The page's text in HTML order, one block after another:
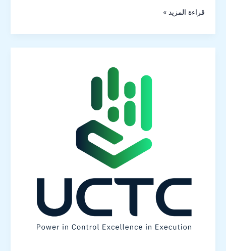
قراءة المزيد »